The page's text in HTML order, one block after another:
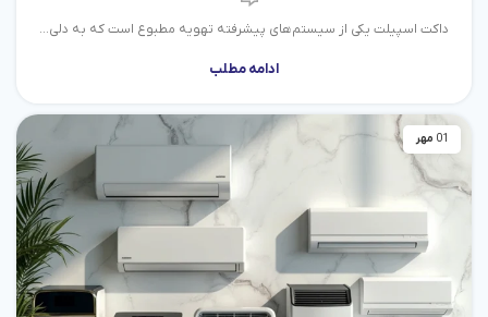
داکت اسپیلت یکی از سیستم‌های پیشرفته تهویه مطبوع است که به دلی...
ادامه مطلب
01 مهر